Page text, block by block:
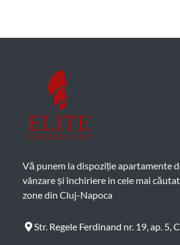
Vă punem la dispoziție apartamente
vânzare și închiriere in cele mai
zone din Cluj-Napoca
Str. Regele Ferdinand nr. 19, ap. 5,